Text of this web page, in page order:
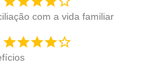
com a vida familiar